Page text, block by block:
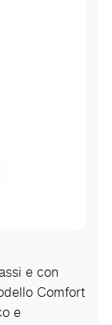
e con
Comfort
e